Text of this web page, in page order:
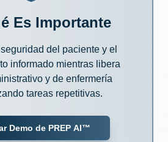
Es Importante
del paciente y el
informado mientras libera
y de enfermería
tareas repetitivas.
Demo de PREP AI™